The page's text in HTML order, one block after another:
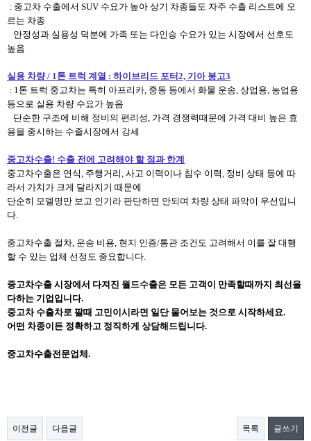
: 중고차 수출에서 SUV 수요가 높아 상기 차종들도 자주 수출 리스트에 오
르는 차종
안정성과 실용성 덕분에 가족 또는 다인승 수요가 있는 시장에서 선호도
높음
실용 차량 / 1톤 트럭 계열 : 하이브리드 포터2, 기아 봉고3
: 1톤 트럭 중고차는 특히 아프리카, 중동 등에서 화물 운송, 상업용, 농업용
등으로 실용 차량 수요가 높음
단순한 구조에 비해 정비의 편리성, 가격 경쟁력때문에 가격 대비 높은 효
용을 중시하는 수줄시장에서 강세
중고차수출! 수출 전에 고려해야 할 점과 한계
중고차수출은 연식, 주행거리, 사고 이력이나 침수 이력, 정비 상태 등에 따
라서 가치가 크게 달라지기 때문에
단순히 모델명만 보고 인기라 판단하면 안되며 차량 상태 파악이 우선입니
다.
중고차수출 절차, 운송 비용, 현지 인증/통관 조건도 고려해서 이를 잘 대행
할 수 있는 업체 선정도 중요합니다.
중고차수출 시장에서 다져진 월드수출은 모든 고객이 만족할때까지 최선을
다하는 기업입니다.
중고차 수출차로 팔때 고민이시라면 일단 물어보는 것으로 시작하세요.
어떤 차종이든 정확하고 정직하게 상담해드립니다.
중고차수출전문업체.
이전글 다음글 목록 글쓰기